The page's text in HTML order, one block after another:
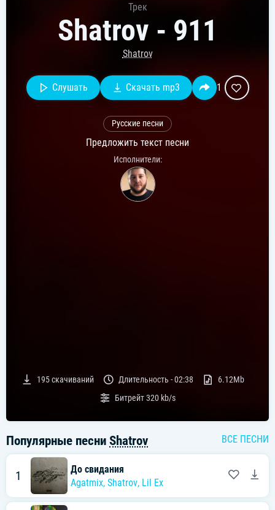
Трек
Shatrov - 911
Shatrov
Слушать Скачать mp3 1
Русские песни
Предложить текст песни
Исполнители:
195скачиваний Длительность -02:38
6.12Mb
Битрейт320 kb/s
Популярные песни Shatrov ВСЕ ПЕСНИ
1
До свидания
Agatmix, Shatrov, Lil Ex